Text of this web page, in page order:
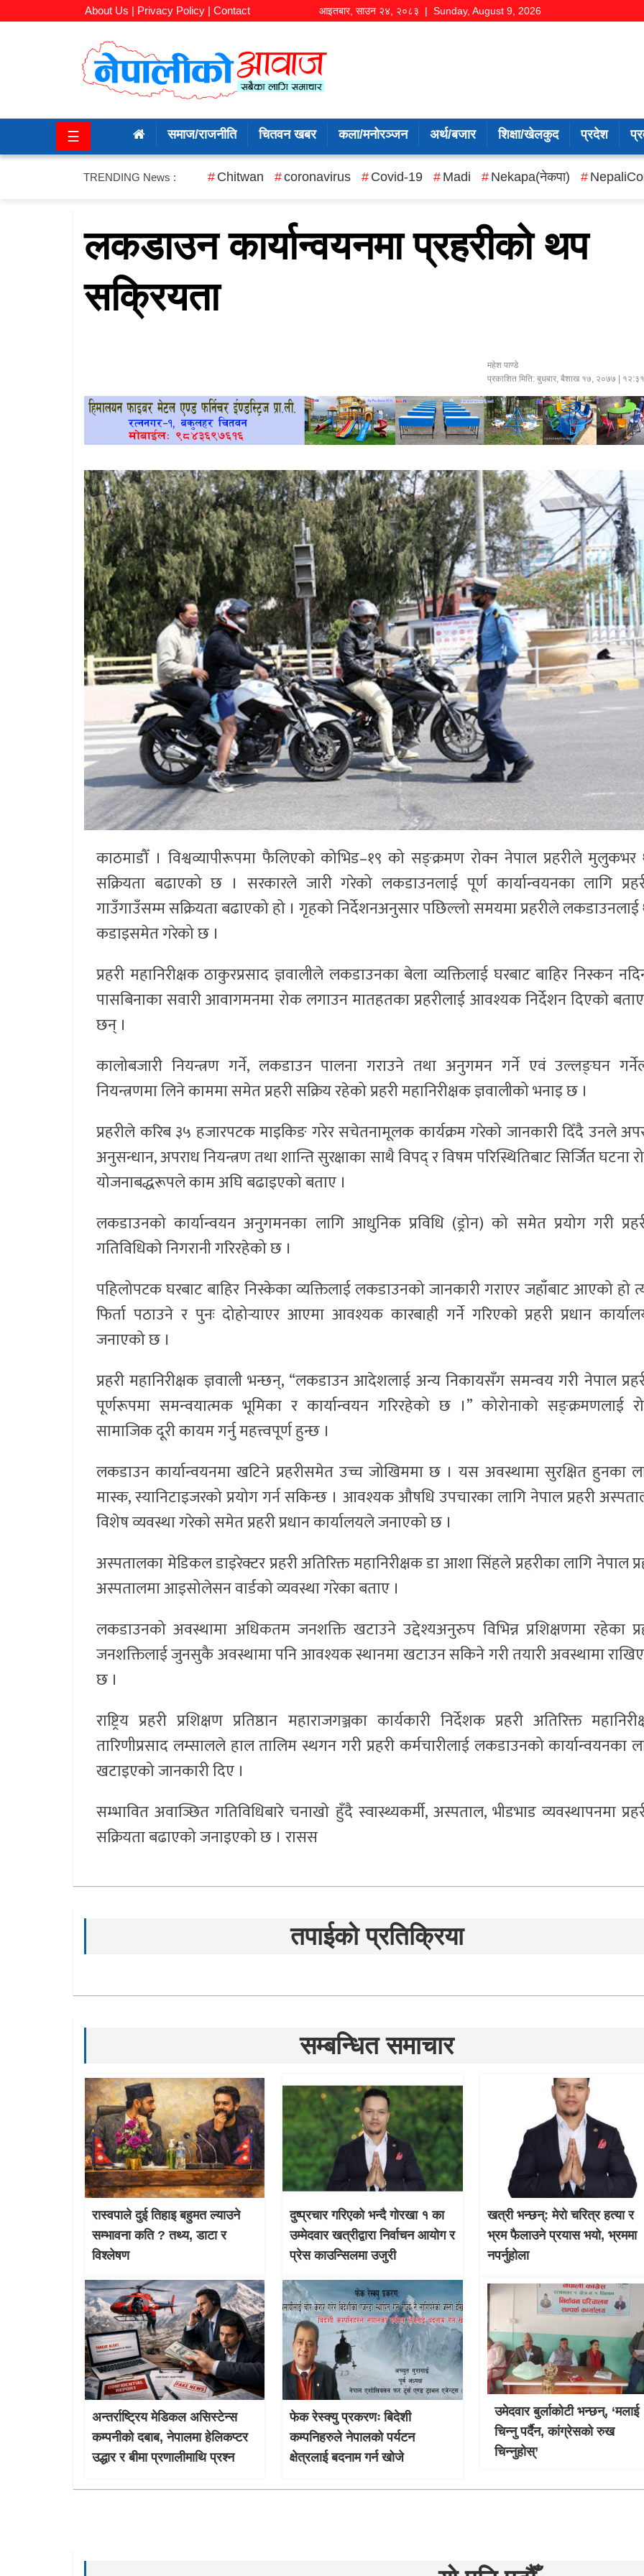
About Us | Privacy Policy | Contact आइतबार, साउन २४, २०८३ | Sunday, August 9, 2026
राजनीति
☰ समाज/राजनीति चितवन खबर कला/मनोरञ्जन अर्थ/बजार शिक्षा/खेलकुद प्रदेश
TRENDING News : Chitwan coronavirus Covid-19 Madi Nekapa(नेकपा)
लकडाउन कार्यान्वयनमा प्रहरीको थप
सक्रियता
महेश पाण्डे
प्रकाशित मिति:बुधबार, बैशाख १७, २०७७ |
काठमाडौँ । विश्वव्यापीरूपमा फैलिएको कोभिड–१९ को सङ्क्रमण रोक्न नेपाल प्रहरीले
सक्रियता बढाएको छ । सरकारले जारी गरेको लकडाउनलाई पूर्ण कार्यान्वयनका लागि
गाउँगाउँसम्म सक्रियता बढाएको हो । गृहको निर्देशनअनुसार पछिल्लो समयमा प्रहरीले
कडाइसमेत गरेको छ ।
प्रहरी महानिरीक्षक ठाकुरप्रसाद ज्ञवालीले लकडाउनका बेला व्यक्तिलाई घरबाट बाहिर निस्कन
पासबिनाका सवारी आवागमनमा रोक लगाउन मातहतका प्रहरीलाई आवश्यक निर्देशन दिएको
छन् ।
कालोबजारी नियन्त्रण गर्ने, लकडाउन पालना गराउने तथा अनुगमन गर्ने एवं उल्लङ्घन
नियन्त्रणमा लिने काममा समेत प्रहरी सक्रिय रहेको प्रहरी महानिरीक्षक ज्ञवालीको भनाइ छ ।
प्रहरीले करिब ३५ हजारपटक माइकिङ गरेर सचेतनामूलक कार्यक्रम गरेको जानकारी दिँदै उनले
अनुसन्धान, अपराध नियन्त्रण तथा शान्ति सुरक्षाका साथै विपद् र विषम परिस्थितिबाट सिर्जित घटना
योजनाबद्धरूपले काम अघि बढाइएको बताए ।
लकडाउनको कार्यान्वयन अनुगमनका लागि आधुनिक प्रविधि (ड्रोन) को समेत प्रयोग गरी
गतिविधिको निगरानी गरिरहेको छ ।
पहिलोपटक घरबाट बाहिर निस्केका व्यक्तिलाई लकडाउनको जानकारी गराएर जहाँबाट आएको हो
फिर्ता पठाउने र पुनः दोहोर्‍याएर आएमा आवश्यक कारबाही गर्ने गरिएको प्रहरी प्रधान
जनाएको छ ।
प्रहरी महानिरीक्षक ज्ञवाली भन्छन्, “लकडाउन आदेशलाई अन्य निकायसँग समन्वय गरी नेपाल
पूर्णरूपमा समन्वयात्मक भूमिका र कार्यान्वयन गरिरहेको छ ।” कोरोनाको सङ्क्रमणलाई
सामाजिक दूरी कायम गर्नु महत्त्वपूर्ण हुन्छ ।
लकडाउन कार्यान्वयनमा खटिने प्रहरीसमेत उच्च जोखिममा छ । यस अवस्थामा सुरक्षित हुनका
मास्क, स्यानिटाइजरको प्रयोग गर्न सकिन्छ । आवश्यक औषधि उपचारका लागि नेपाल प्रहरी
विशेष व्यवस्था गरेको समेत प्रहरी प्रधान कार्यालयले जनाएको छ ।
अस्पतालका मेडिकल डाइरेक्टर प्रहरी अतिरिक्त महानिरीक्षक डा आशा सिंहले प्रहरीका लागि नेपाल
अस्पतालमा आइसोलेसन वार्डको व्यवस्था गरेका बताए ।
लकडाउनको अवस्थामा अधिकतम जनशक्ति खटाउने उद्देश्यअनुरुप विभिन्न प्रशिक्षणमा रहेका
जनशक्तिलाई जुनसुकै अवस्थामा पनि आवश्यक स्थानमा खटाउन सकिने गरी तयारी अवस्थामा
छ ।
राष्ट्रिय प्रहरी प्रशिक्षण प्रतिष्ठान महाराजगञ्जका कार्यकारी निर्देशक प्रहरी अतिरिक्त
तारिणीप्रसाद लम्सालले हाल तालिम स्थगन गरी प्रहरी कर्मचारीलाई लकडाउनको कार्यान्वयनका
खटाइएको जानकारी दिए ।
सम्भावित अवाञ्छित गतिविधिबारे चनाखो हुँदै स्वास्थ्यकर्मी, अस्पताल, भीडभाड व्यवस्थापनमा
सक्रियता बढाएको जनाइएको छ । रासस
तपाईको प्रतिक्रिया
सम्बन्धित समाचार
रास्वपाले दुई तिहाइ बहुमत ल्याउने
सम्भावना कति ? तथ्य, डाटा र
विश्लेषण
दुष्प्रचार गरिएको भन्दै गोरखा १ का
उम्मेदवार खत्रीद्वारा निर्वाचन आयोग र
प्रेस काउन्सिलमा उजुरी
खत्री भन्छन्: मेरो चरित्र हत्या र
भ्रम फैलाउने प्रयास भयो, भ्रममा
नपर्नुहोला
अन्तर्राष्ट्रिय मेडिकल असिस्टेन्स
कम्पनीको दबाब, नेपालमा हेलिकप्टर
उद्धार र बीमा प्रणालीमाथि प्रश्न
फेक रेस्क्यु प्रकरणः बिदेशी
कम्पनिहरुले नेपालको पर्यटन
क्षेत्रलाई बदनाम गर्न खोजे
उमेदवार बुर्लाकोटी भन्छन्, ‘मलाई
चिन्नु पर्दैन, कांग्रेसको रुख
चिन्नुहोस्’